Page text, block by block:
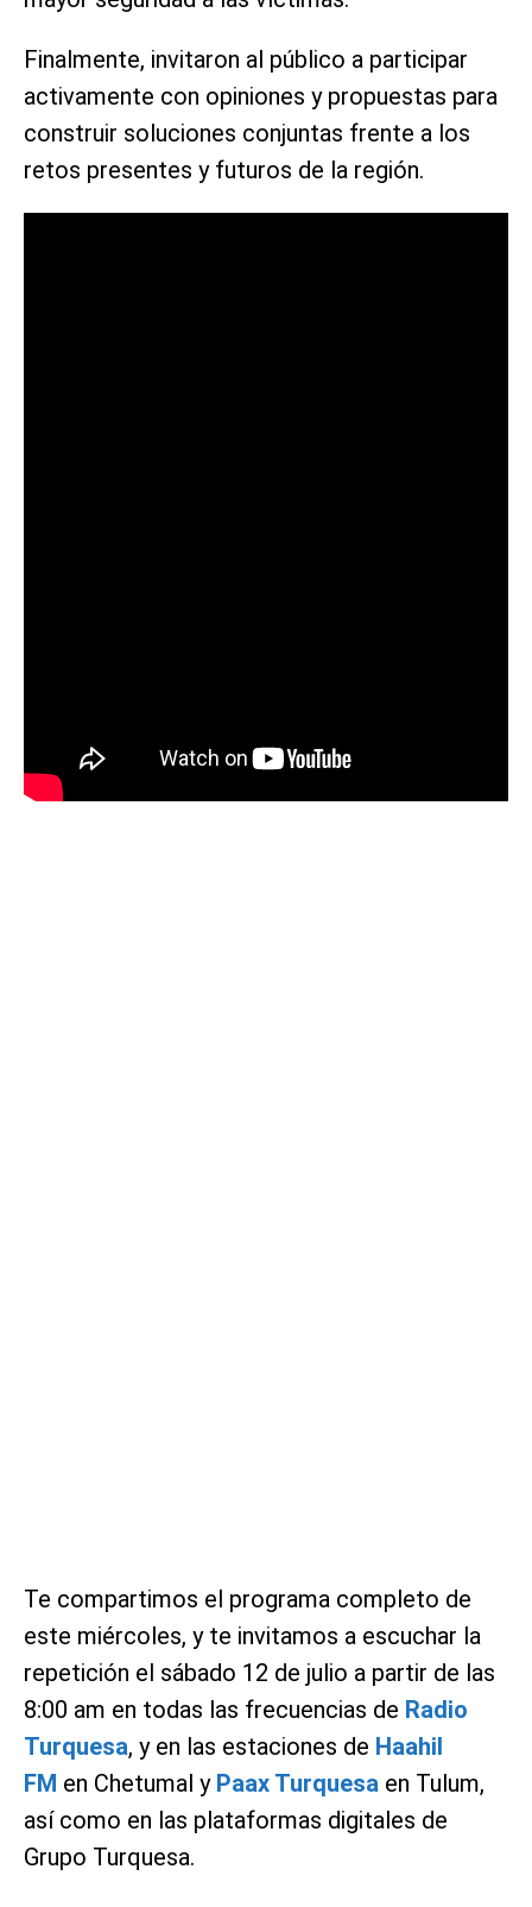
Finalmente, invitaron al público a participar
activamente con opiniones y propuestas para
construir soluciones conjuntas frente a los
retos presentes y futuros de la región.
Te compartimos el programa completo de
este miércoles, y te invitamos a escuchar la
repetición el sábado 12 de julio a partir de las
8:00 am en todas las frecuencias de Radio
Turquesa, y en las estaciones de Haahil
FM en Chetumal y Paax Turquesa en Tulum,
así como en las plataformas digitales de
Grupo Turquesa.